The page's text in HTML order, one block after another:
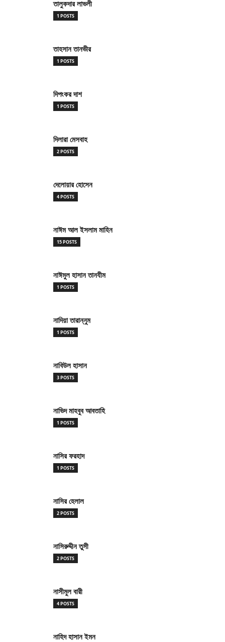
তালুকদার লাভলী
1 POSTS
তাহসান তানভীর
1 POSTS
দিপংকর দাশ
1 POSTS
দিলারা মেসবাহ
2 POSTS
দেলোয়ার হোসেন
4 POSTS
নাঈম আল ইসলাম মাহিন
15 POSTS
নাঈমুল হাসান তানযীম
1 POSTS
নাদিয়া তারান্নুম
1 POSTS
নাবিউল হাসান
3 POSTS
নাভিদ মাহবুব আবতাহি
1 POSTS
নাসির ফরহাদ
1 POSTS
নাসির হেলাল
2 POSTS
নাসিরুদ্দীন তুসী
2 POSTS
নাসীমুল বারী
4 POSTS
নাহিদ হাসান ইমন